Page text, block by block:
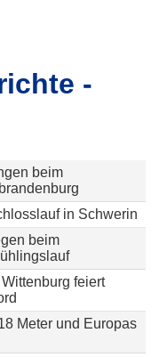
-
beim
in Schwerin
beim
feiert
Meter und Europas